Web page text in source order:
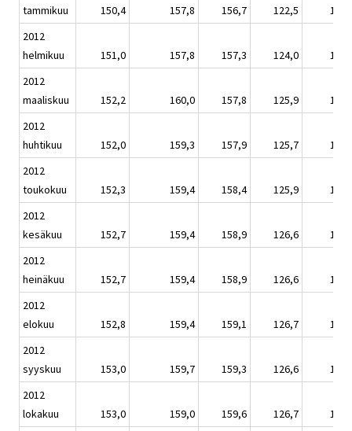
tammikuu
150,4 157,8 156,7 122,5
2012
helmikuu
151,0 157,8 157,3 124,0
2012
maaliskuu
152,2 160,0 157,8 125,9
2012
huhtikuu
152,0 159,3 157,9 125,7
2012
toukokuu
152,3 159,4 158,4 125,9
2012
kesäkuu
152,7 159,4 158,9 126,6
2012
heinäkuu
152,7 159,4 158,9 126,6
2012
elokuu
152,8 159,4 159,1 126,7
2012
syyskuu
153,0 159,7 159,3 126,6
2012
lokakuu
153,0 159,0 159,6 126,7